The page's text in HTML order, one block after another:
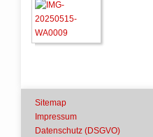
Sitemap
Impressum
Datenschutz (DSGVO)